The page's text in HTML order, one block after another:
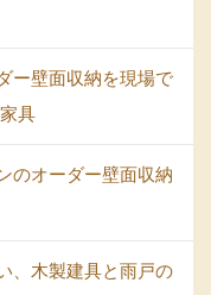
ー壁面収納を現場で
具
のオーダー壁面収納
、木製建具と雨戸の